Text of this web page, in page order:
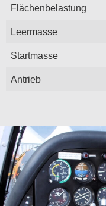
Flächenbelastung
Leermasse
Startmasse
Antrieb